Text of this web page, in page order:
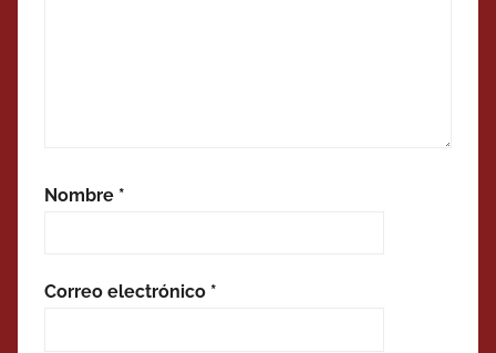
Nombre *
Correo electrónico *